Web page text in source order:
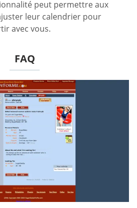
peut permettre aux
leur calendrier pour
avec vous.
FAQ